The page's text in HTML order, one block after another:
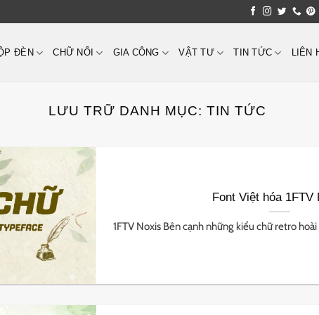
ĐÈN CHỮ NỔI GIA CÔNG VẬT TƯ TIN TỨC LIÊN
LƯU TRỮ DANH MỤC: TIN TỨC
Font Việt hóa 1FTV
1FTV Noxis Bên cạnh những kiểu chữ retro